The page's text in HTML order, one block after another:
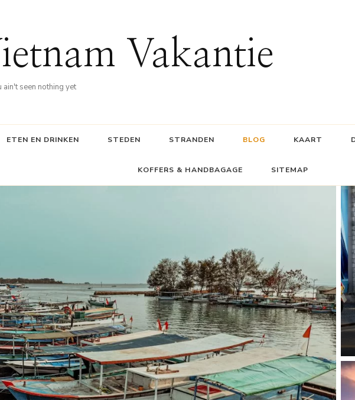
Vakantie
ain't seen nothing yet
ETEN EN DRINKEN STEDEN STRANDEN BLOG KAART
KOFFERS & HANDBAGAGE SITEMAP